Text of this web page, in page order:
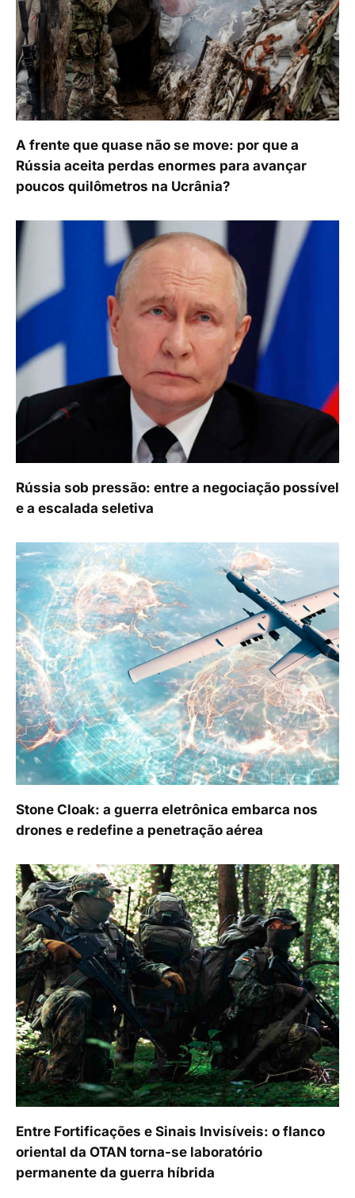
A frente que quase não se move: por que a
Rússia aceita perdas enormes para avançar
poucos quilômetros na Ucrânia?
Rússia sob pressão: entre a negociação possível
e a escalada seletiva
Stone Cloak: a guerra eletrônica embarca nos
drones e redefine a penetração aérea
Entre Fortificações e Sinais Invisíveis: o flanco
oriental da OTAN torna-se laboratório
permanente da guerra híbrida